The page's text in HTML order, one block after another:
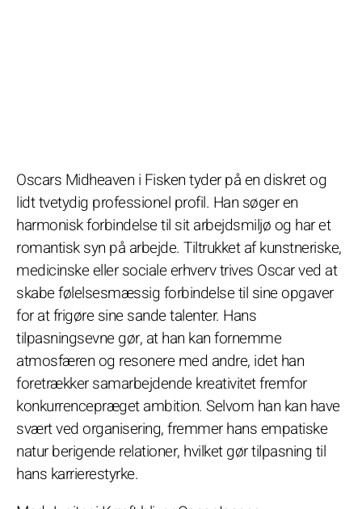
Oscars Midheaven i Fisken tyder på en diskret og
lidt tvetydig professionel profil. Han søger en
harmonisk forbindelse til sit arbejdsmiljø og har et
romantisk syn på arbejde. Tiltrukket af kunstneriske,
medicinske eller sociale erhverv trives Oscar ved at
skabe følelsesmæssig forbindelse til sine opgaver
for at frigøre sine sande talenter. Hans
tilpasningsevne gør, at han kan fornemme
atmosfæren og resonere med andre, idet han
foretrækker samarbejdende kreativitet fremfor
konkurrencepræget ambition. Selvom han kan have
svært ved organisering, fremmer hans empatiske
natur berigende relationer, hvilket gør tilpasning til
hans karrierestyrke.